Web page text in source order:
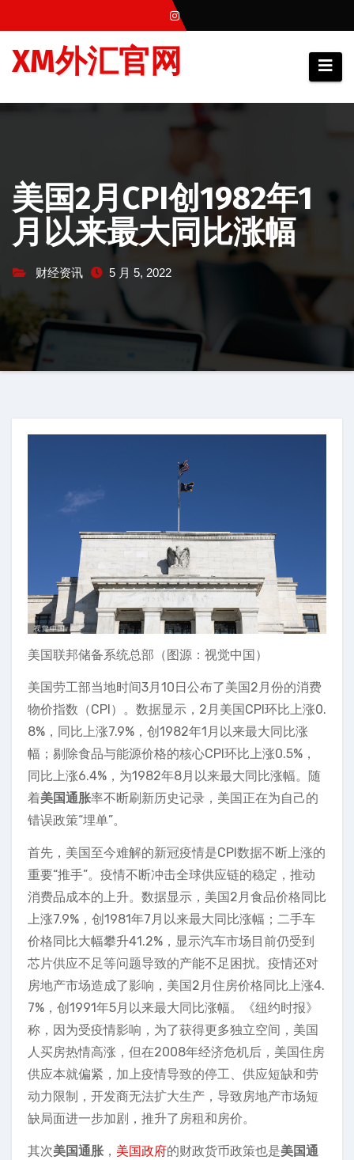
至
XM外汇官网
美国2月CPI创1982年1
月以来最大同比涨幅
财经资讯 5 月 5, 2022
美国联邦储备系统总部（图源：视觉中国）
美国劳工部当地时间3月10日公布了美国2月份的消费
物价指数（CPI）。数据显示，2月美国CPI环比上涨0.
8%，同比上涨7.9%，创1982年1月以来最大同比涨
幅；剔除食品与能源价格的核心CPI环比上涨0.5%，
同比上涨6.4%，为1982年8月以来最大同比涨幅。随
着美国通胀率不断刷新历史记录，美国正在为自己的
错误政策“埋单”。
首先，美国至今难解的新冠疫情是CPI数据不断上涨的
重要“推手”。疫情不断冲击全球供应链的稳定，推动
消费品成本的上升。数据显示，美国2月食品价格同比
上涨7.9%，创1981年7月以来最大同比涨幅；二手车
价格同比大幅攀升41.2%，显示汽车市场目前仍受到
芯片供应不足等问题导致的产能不足困扰。疫情还对
房地产市场造成了影响，美国2月住房价格同比上涨4.
7%，创1991年5月以来最大同比涨幅。《纽约时报》
称，因为受疫情影响，为了获得更多独立空间，美国
人买房热情高涨，但在2008年经济危机后，美国住房
供应本就偏紧，加上疫情导致的停工、供应短缺和劳
动力限制，开发商无法扩大生产，导致房地产市场短
缺局面进一步加剧，推升了房租和房价。
其次美国通胀 ， 美国政府的财政货币政策也是美国通